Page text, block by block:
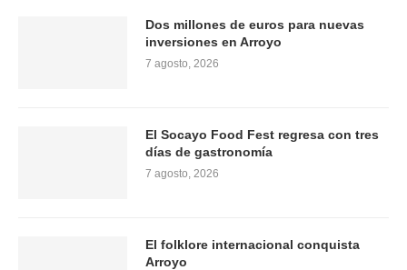
Dos millones de euros para nuevas
inversiones en Arroyo
7 agosto, 2026
El Socayo Food Fest regresa con tres
días de gastronomía
7 agosto, 2026
El folklore internacional conquista
Arroyo